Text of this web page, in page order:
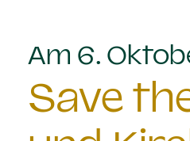
Am 6.
Save